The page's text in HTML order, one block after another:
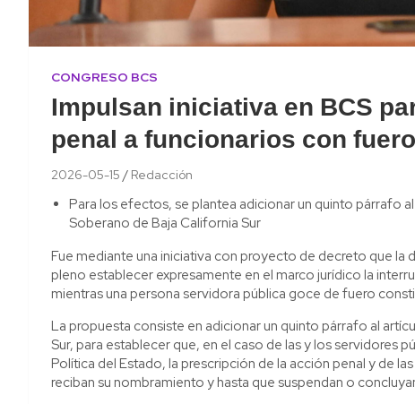
CONGRESO BCS
Impulsan iniciativa en BCS
penal a funcionarios con fuero
2026-05-15 Redacción
Para los efectos, se plantea adicionar un quinto párrafo
Soberano de Baja California Sur
Fue mediante una iniciativa con proyecto de decreto que
pleno establecer expresamente en el marco jurídico la
mientras una persona servidora pública goce de fuero
La propuesta consiste en adicionar un quinto párrafo al
Sur, para establecer que, en el caso de las y los servidores
Política del Estado, la prescripción de la acción penal y de
reciban su nombramiento y hasta que suspendan o